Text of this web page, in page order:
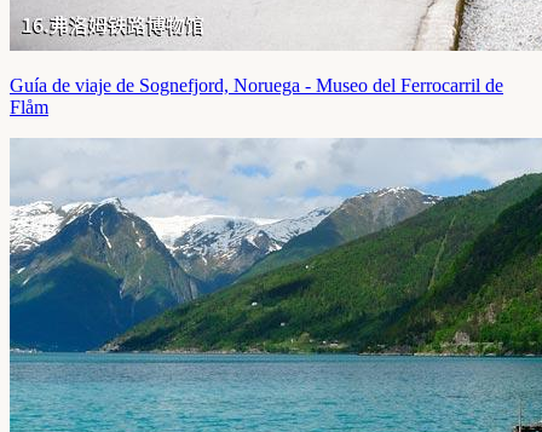
Guía de viaje de Sognefjord, Noruega - Museo del Ferrocarril de
Flåm